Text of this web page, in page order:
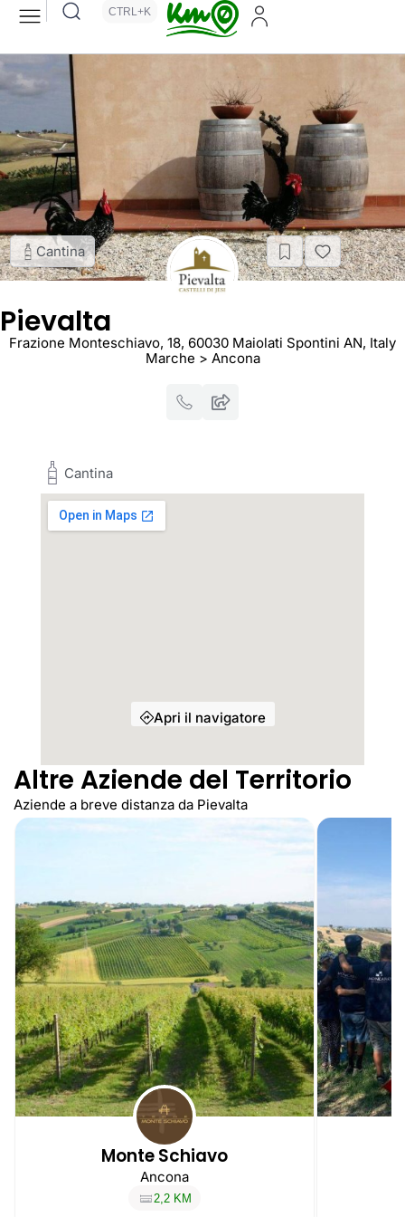
CTRL+K
Cantina
Pievalta
Frazione Monteschiavo, 18, 60030 Maiolati Spontini AN, Italy
Marche > Ancona
Cantina
Apri il navigatore
Altre Aziende del Territorio
Aziende a breve distanza da Pievalta
Monte Schiavo
Ancona
2,2 KM